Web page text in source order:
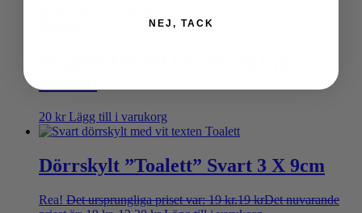
20 kr Lägg till i varukorg
Dörrskylt ”Toalett” Svart 3 X 9cm
Rea! Det ursprungliga priset var: 19 kr.19krDet nuvarande
NEJ, TACK